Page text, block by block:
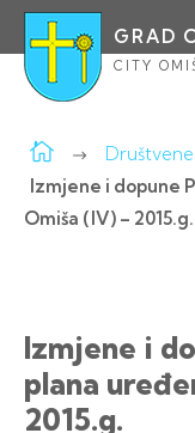
GRAD
CITY
Izmjene i dopune
Omiša (IV) – 2015.g.
Izmjene i
plana
2015.g.